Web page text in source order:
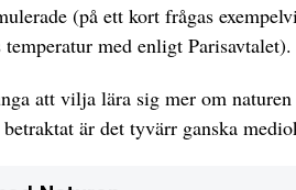
(på ett kort frågas
temperatur med enligt Parisavtalet).
att vilja lära sig mer om
är det tyvärr ganska